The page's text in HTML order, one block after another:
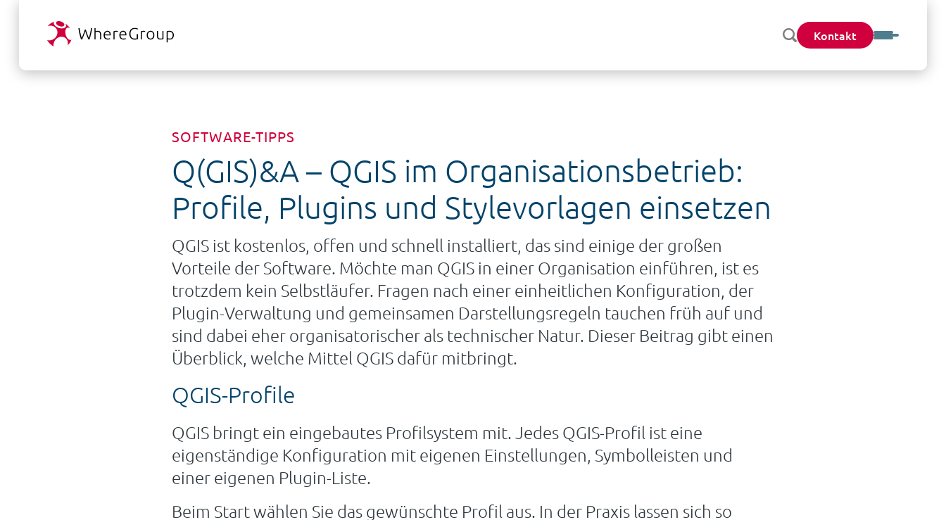
Kontakt
SOFTWARE-TIPPS
Q(GIS)&A – QGIS im Organisationsbetrieb:
Profile, Plugins und Stylevorlagen einsetzen
QGIS ist kostenlos, offen und schnell installiert, das sind einige der großen
Vorteile der Software. Möchte man QGIS in einer Organisation einführen, ist es
trotzdem kein Selbstläufer. Fragen nach einer einheitlichen Konfiguration, der
Plugin-Verwaltung und gemeinsamen Darstellungsregeln tauchen früh auf und
sind dabei eher organisatorischer als technischer Natur. Dieser Beitrag gibt einen
Überblick, welche Mittel QGIS dafür mitbringt.
QGIS-Profile
QGIS bringt ein eingebautes Profilsystem mit. Jedes QGIS-Profil ist eine
eigenständige Konfiguration mit eigenen Einstellungen, Symbolleisten und
einer eigenen Plugin-Liste.
Beim Start wählen Sie das gewünschte Profil aus. In der Praxis lassen sich so